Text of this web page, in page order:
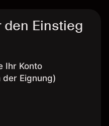
Einstieg
Ihr Konto
Eignung)